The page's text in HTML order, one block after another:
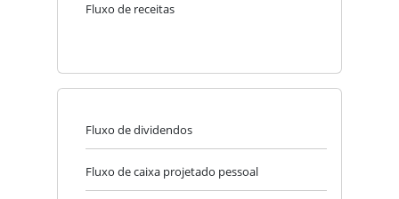
Fluxo de receitas
Fluxo de dividendos
Fluxo de caixa projetado pessoal